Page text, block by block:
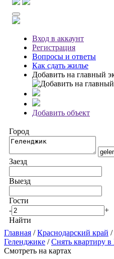
Вход в аккаунт
Регистрация
Вопросы и ответы
Как сдать жилье
Добавить на главный
Добавить объект
Город
Заезд
Выезд
Гости
-
+
Найти
Главная /Краснодарский край /
Геленджике /Снять квартиру
Смотреть на картах